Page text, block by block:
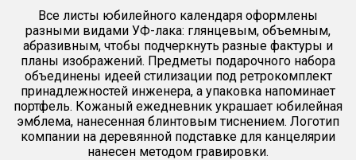
Все листы юбилейного календаря оформлены
разными видами УФ-лака: глянцевым, объемным,
абразивным, чтобы подчеркнуть разные фактуры и
планы изображений. Предметы подарочного набора
объединены идеей стилизации под ретрокомплект
принадлежностей инженера, а упаковка напоминает
портфель. Кожаный ежедневник украшает юбилейная
эмблема, нанесенная блинтовым тиснением. Логотип
компании на деревянной подставке для канцелярии
нанесен методом гравировки.